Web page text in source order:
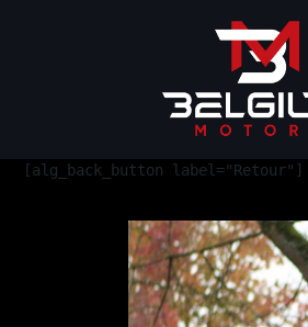
[alg_back_button label="Retour"]